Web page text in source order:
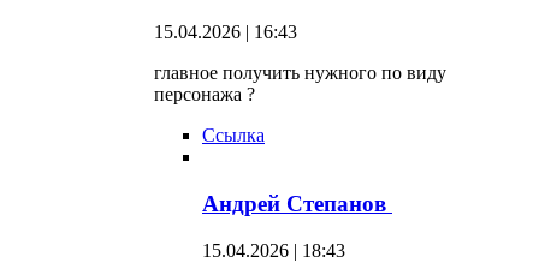
15.04.2026 | 16:43
главное получить нужного по виду
персонажа ?
Ссылка
Андрей Степанов
15.04.2026 | 18:43